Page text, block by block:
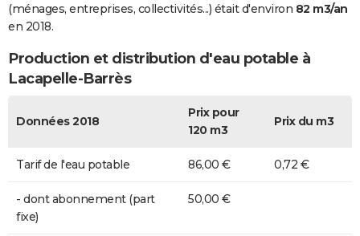
(ménages, entreprises, collectivités...) était d'environ 82 m3/an
en 2018.
Production et distribution d'eau potable à
Lacapelle-Barrès
Données 2018
Prix pour
120 m3
Prix du m3
Tarif de l'eau potable 86,00 € 0,72 €
- dont abonnement (part
fixe)
50,00 €